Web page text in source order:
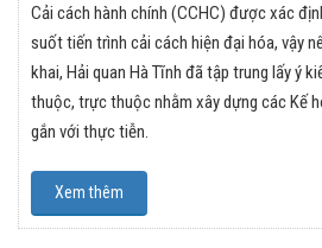
Cải cách hành chính (CCHC) được xác
suốt tiến trình cải cách hiện đại hóa, vậy
khai, Hải quan Hà Tĩnh đã tập trung lấy ý
thuộc, trực thuộc nhằm xây dựng các Kế
gắn với thực tiễn.
Xem thêm